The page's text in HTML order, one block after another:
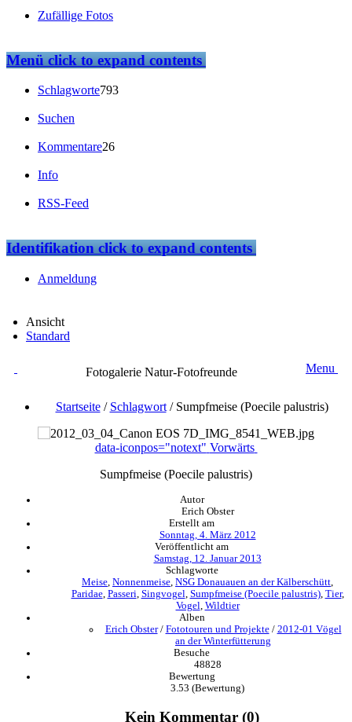
Zufällige Fotos
Menüclick to expand contents
Schlagworte793
Suchen
Kommentare26
Info
RSS-Feed
Identifikationclick to expand contents
Anmeldung
Ansicht
Standard
Fotogalerie Natur-Fotofreunde Menu
Startseite/ Schlagwort / Sumpfmeise (Poecile palustris)
data-iconpos="notext" Vorwärts
Sumpfmeise (Poecile palustris)
Autor
Erich Obster
Erstellt am
Sonntag, 4. März 2012
Veröffentlicht am
Samstag, 12. Januar 2013
Schlagworte
Meise Nonnenmeise NSG Donauauen an der Kälberschütt
Paridae, Passeri Singvogel Sumpfmeise (Poecile palustris), Tier,
Vogel Wildtier
Alben
Erich Obster/ Fototouren und Projekte/ 2012-01 Vögel
an der Winterfütterung
Besuche
48828
Bewertung
3.53 (Bewertung)
Kein Kommentar (0)